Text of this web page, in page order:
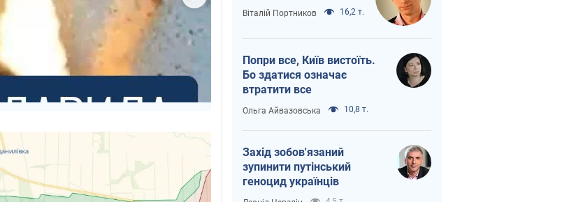
Віталій Портников 16,2 т.
Попри все, Київ вистоїть.
Бо здатися означає
втратити все
Ольга Айвазовська 10,8 т.
Захід зобов'язаний
зупинити путінський
геноцид українців